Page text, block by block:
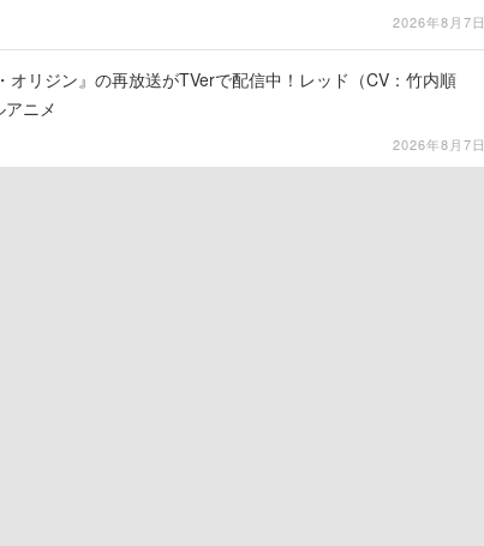
2026年8月7日
オリジン』の再放送がTVerで配信中！レッド（CV：竹内順
ニメ
2026年8月7日